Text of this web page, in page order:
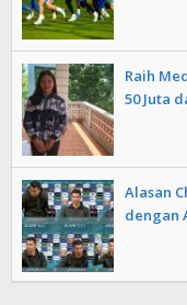
Raih
50 Juta
Alasan
dengan